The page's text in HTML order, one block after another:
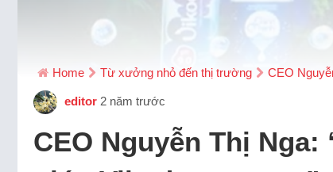
Home Từ xưởng nhỏ đến thị trường CEO
editor 2 năm trước
CEO Nguyễn Thị